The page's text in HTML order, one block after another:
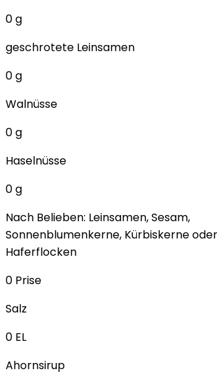
0g
geschrotete Leinsamen
0g
Walnüsse
0g
Haselnüsse
0g
Nach Belieben: Leinsamen, Sesam,
Sonnenblumenkerne, Kürbiskerne
Haferflocken
0 Prise
Salz
0 EL
Ahornsirup